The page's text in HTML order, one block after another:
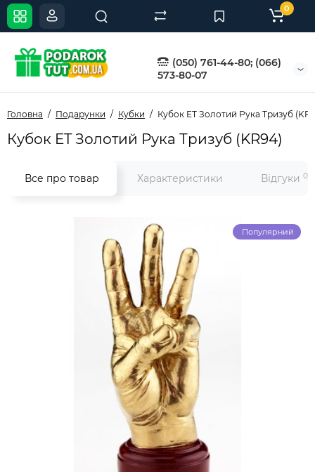
(050) 761-44-80; (066)
573-80-07
0
Головна Подарунки Кубки Кубок ET Золотий Рука Тризуб
Кубок ET Золотий Рука Тризуб (KR94)
Все про товар Характеристики Відгуки 0
Популярний